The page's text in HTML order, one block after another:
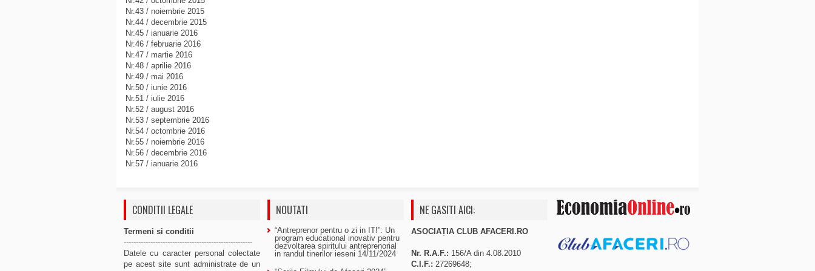
Nr.43 / noiembrie 2015
Nr.44 / decembrie 2015
Nr.45 / ianuarie 2016
Nr.46 / februarie 2016
Nr.47 / martie 2016
Nr.48 / aprilie 2016
Nr.49 / mai 2016
Nr.50 / iunie 2016
Nr.51 / iulie 2016
Nr.52 / august 2016
Nr.53 / septembrie 2016
Nr.54 / octombrie 2016
Nr.55 / noiembrie 2016
Nr.56 / decembrie 2016
Nr.57 / ianuarie 2016
CONDITII LEGALE
Termeni si conditii
-----------------------------------------------------
Datele cu caracter personal colectate
pe acest site sunt administrate de un
NOUTATI
“Antreprenor pentru o zi in IT!”: Un
program educational inovativ pentru
dezvoltarea spiritului antreprenorial
in randul tinerilor ieseni 14/11/2024
NE GASITI AICI:
ASOCIAȚIA CLUB AFACERI.RO
Nr. R.A.F.: 156/A din 4.08.2010
C.I.F.: 27269648;